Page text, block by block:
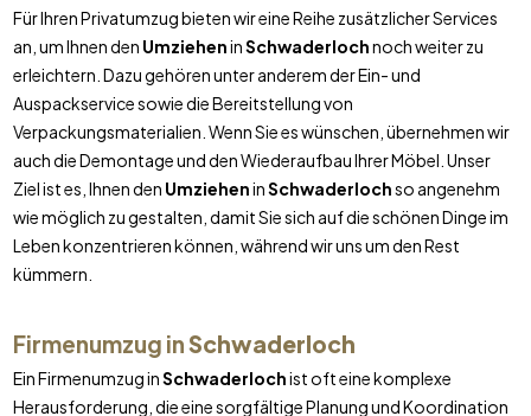
Für Ihren Privatumzug bieten wir eine Reihe zusätzlicher Services
an, um Ihnen den UmzieheninSchwaderlochnoch weiter zu
erleichtern. Dazu gehören unter anderem der Ein- und
Auspackservice sowie die Bereitstellung von
Verpackungsmaterialien. Wenn Sie es wünschen, übernehmen wir
auch die Demontage und den Wiederaufbau Ihrer Möbel. Unser
Ziel ist es, Ihnen den UmzieheninSchwaderlochso angenehm
wie möglich zu gestalten, damit Sie sich auf die schönen Dinge im
Leben konzentrieren können, während wir uns um den Rest
kümmern.
Firmenumzug inSchwaderloch
Ein Firmenumzug inSchwaderlochist oft eine komplexe
Herausforderung, die eine sorgfältige Planung und Koordination